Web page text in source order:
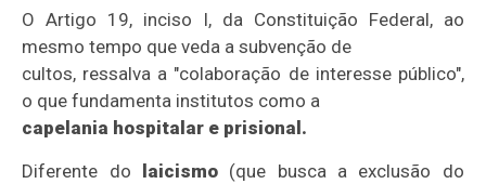
O Artigo 19, inciso I, da Constituição Federal, ao
mesmo tempo que veda a subvenção de
cultos, ressalva a "colaboração de interesse público",
o que fundamenta institutos como a
capelania hospitalar e prisional.
Diferente do
laicismo (que busca a exclusão do